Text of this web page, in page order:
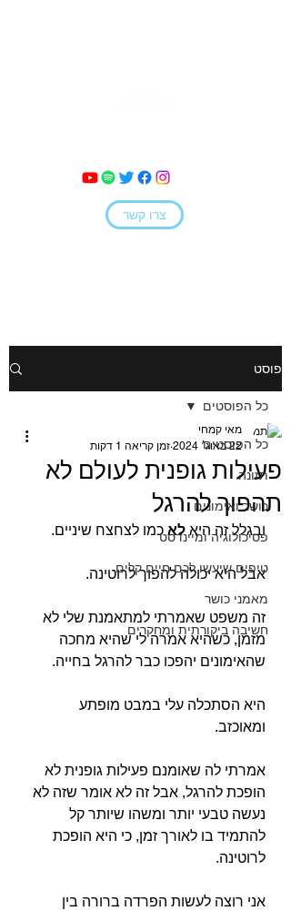
צרו קשר
פוסט
כל הפוסטים
תזונה
כושר ואימונים
פסיכולוגיה ומיינדסט
טיפים שיעשו לכם חיים קלים
מאמני כושר
חשיבה ביקורתית ומחקרים
כל הפוסטים
פעילות גופנית לעולם לא
תהפוך להרגל⁣
מאי קמחי
22 באוג׳ 2024
זמן קריאה 1 דקות
ובגלל זה היא לא כמו לצחצח שיניים.
אבל היא יכולה להפוך לרוטינה.⁣
זה משפט שאמרתי למתאמנת שלי לא
מזמן, כשהיא אמרה לי שהיא מחכה
שהאימונים יהפכו כבר להרגל בחייה.⁣
היא הסתכלה עלי במבט מופתע
ומאוכזב.⁣
אמרתי לה שאומנם פעילות גופנית לא
הופכת להרגל, אבל זה לא אומר שזה לא
נעשה טבעי יותר ומשהו שיותר קל
להתמיד בו לאורך זמן, כי היא הופכת
לרוטינה.⁣
אני רוצה לעשות הפרדה ברורה בין